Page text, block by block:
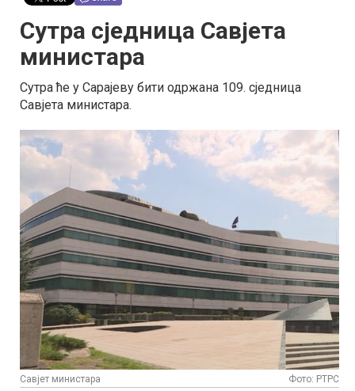
Сутра сједница Савјета
министара
Сутра ће у Сарајеву бити одржана 109. сједница
Савјета министара.
Савјет министара Фото: РТРС